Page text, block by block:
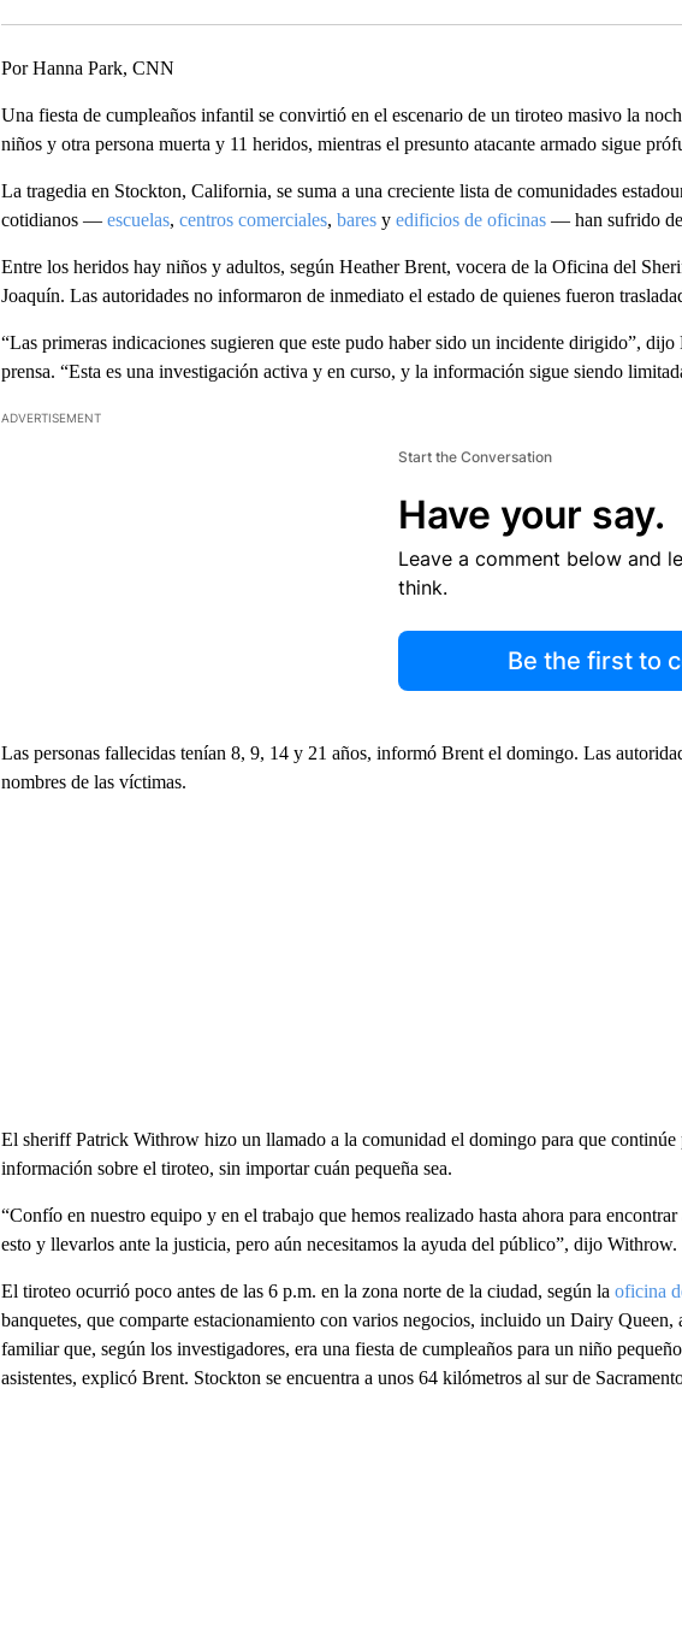
Por Hanna Park, CNN
Una fiesta de cumpleaños infantil se convirtió en el escenario de un tiroteo masivo la
niños y otra persona muerta y 11 heridos, mientras el presunto atacante armado sigue
La tragedia en Stockton, California, se suma a una creciente lista de comunidades
cotidianos — escuelas, centros comerciales, bares y edificios de oficinas— han sufrido de
Entre los heridos hay niños y adultos, según Heather Brent, vocera de la Oficina del
Joaquín. Las autoridades no informaron de inmediato el estado de quienes fueron
“Las primeras indicaciones sugieren que este pudo haber sido un incidente dirigido”,
prensa. “Esta es una investigación activa y en curso, y la información sigue siendo
ADVERTISEMENT
Start the Conversation
Have your say.
Leave a comment below and
think.
Be the first to
Las personas fallecidas tenían 8, 9, 14 y 21 años, informó Brent el domingo. Las
nombres de las víctimas.
El sheriff Patrick Withrow hizo un llamado a la comunidad el domingo para que
información sobre el tiroteo, sin importar cuán pequeña sea.
“Confío en nuestro equipo y en el trabajo que hemos realizado hasta ahora para
esto y llevarlos ante la justicia, pero aún necesitamos la ayuda del público”, dijo Withrow.
El tiroteo ocurrió poco antes de las 6 p.m. en la zona norte de la ciudad, según la oficina
banquetes, que comparte estacionamiento con varios negocios, incluido un Dairy Queen,
familiar que, según los investigadores, era una fiesta de cumpleaños para un niño
asistentes, explicó Brent. Stockton se encuentra a unos 64 kilómetros al sur de